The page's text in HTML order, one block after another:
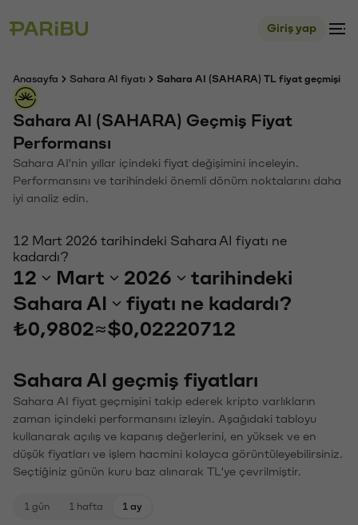
Giriş yap
Anasayfa Sahara AI fiyatı Sahara AI (SAHARA) TL fiyat geçmişi
Sahara AI (SAHARA) Geçmiş Fiyat
Performansı
Sahara AI'nin yıllar içindeki fiyat değişimini inceleyin.
Performansını ve tarihindeki önemli dönüm noktalarını daha
iyi analiz edin.
12 Mart 2026 tarihindeki Sahara AI fiyatı ne
kadardı?
12 Mart 2026
tarihindeki
Sahara AI
fiyatı ne kadardı?
₺0,9802≈$0,02220712
Sahara AI geçmiş fiyatları
Sahara AI fiyat geçmişini takip ederek kripto varlıkların
zaman içindeki performansını izleyin. Aşağıdaki tabloyu
kullanarak açılış ve kapanış değerlerini, en yüksek ve en
düşük fiyatları ve işlem hacmini kolayca görüntüleyebilirsiniz.
Seçtiğiniz günün kuru baz alınarak TL'ye çevrilmiştir.
1 gün 1 hafta 1 ay